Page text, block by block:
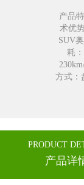
产品
术优
SUV
耗
方式：
PRODUCT
产品详